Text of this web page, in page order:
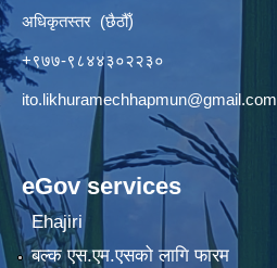
अधिकृतस्तर (छैठौँ)
+९७७-९८४४३०२२३०
ito.likhuramechhapmun@gmail.com
eGov services
Ehajiri
बल्क एस.एम.एसको लागि फारम